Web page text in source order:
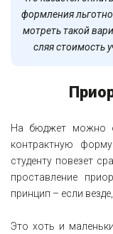
формления
мотреть такой
сляя стоимость
На бюджет можно
контрактную
студенту повезет
проставление
принцип – если
Это хоть и